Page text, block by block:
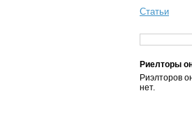
Статьи
Риелторы
Риэлторов
нет.